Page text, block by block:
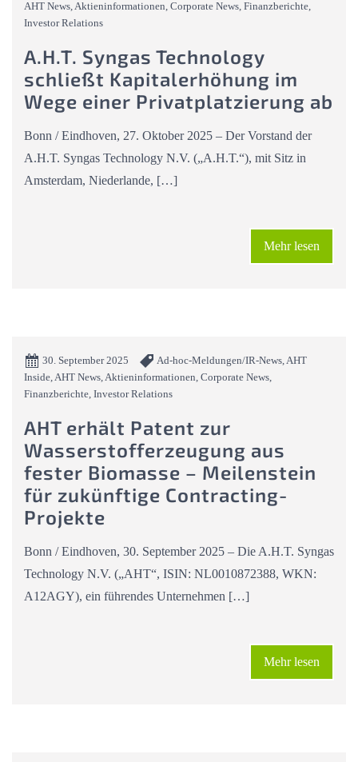
AHT News, Aktieninformationen, Corporate News, Finanzberichte,
Investor Relations
A.H.T. Syngas Technology
schließt Kapitalerhöhung im
Wege einer Privatplatzierung ab
Bonn / Eindhoven, 27. Oktober 2025 – Der Vorstand der
A.H.T. Syngas Technology N.V. („A.H.T.“), mit Sitz in
Amsterdam, Niederlande, […]
Mehr lesen
30. September 2025
Ad-hoc-Meldungen/IR-News, AHT
Inside, AHT News, Aktieninformationen, Corporate News,
Finanzberichte, Investor Relations
AHT erhält Patent zur
Wasserstofferzeugung aus
fester Biomasse – Meilenstein
für zukünftige Contracting-
Projekte
Bonn / Eindhoven, 30. September 2025 – Die A.H.T. Syngas
Technology N.V. („AHT“, ISIN: NL0010872388, WKN:
A12AGY), ein führendes Unternehmen […]
Mehr lesen